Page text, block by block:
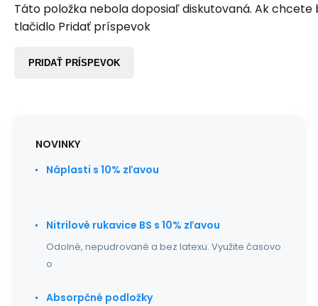
Táto položka nebola doposiaľ diskutovaná. Ak chcete
tlačidlo Pridať príspevok
PRIDAŤ PRÍSPEVOK
NOVINKY
Náplasti s 10% zľavou
Nitrilové rukavice BS s 10% zľavou
Odolné, nepudrované a bez latexu. Využite časovo
o
Absorpčné podložky